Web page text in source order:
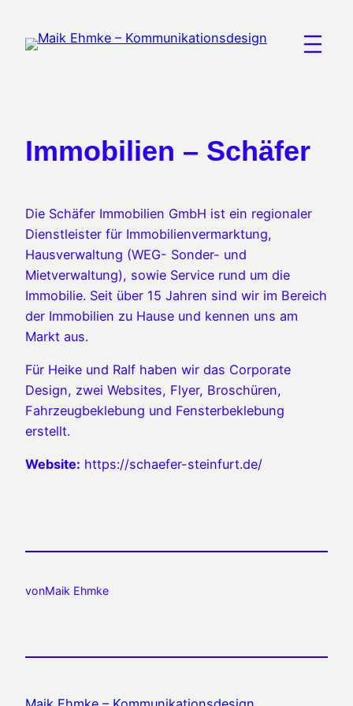
Inhalt
Immobilien – Schäfer
Die Schäfer Immobilien GmbH ist ein regionaler
Dienstleister für Immobilienvermarktung,
Hausverwaltung (WEG- Sonder- und
Mietverwaltung), sowie Service rund um die
Immobilie. Seit über 15 Jahren sind wir im Bereich
der Immobilien zu Hause und kennen uns am
Markt aus.
Für Heike und Ralf haben wir das Corporate
Design, zwei Websites, Flyer, Broschüren,
Fahrzeugbeklebung und Fensterbeklebung
erstellt.
Website: https://schaefer-steinfurt.de/
vonMaik Ehmke